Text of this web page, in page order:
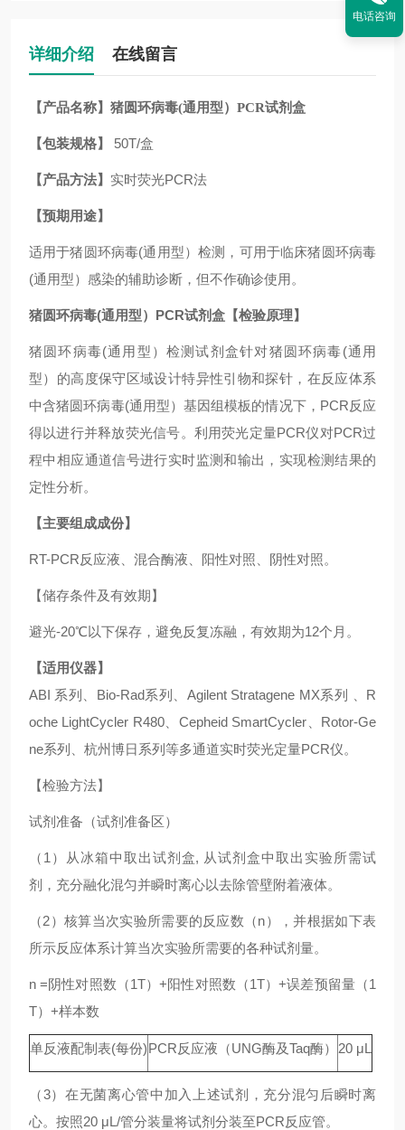
详细介绍 在线留言
【产品名称】 猪圆环病毒(通用型）PCR试剂盒
【包装规格】 50T/盒
【产品方法】 实时荧光PCR法
【预期用途】
适用于猪圆环病毒(通用型）检测，可用于临床猪圆环病毒
(通用型）感染的辅助诊断，但不作确诊使用。
猪圆环病毒(通用型）PCR试剂盒 【检验原理】
猪圆环病毒(通用型）检测试剂盒针对猪圆环病毒(通用
型）的高度保守区域设计特异性引物和探针，在反应体系
中含猪圆环病毒(通用型）基因组模板的情况下，PCR反应
得以进行并释放荧光信号。利用荧光定量PCR仪对PCR过
程中相应通道信号进行实时监测和输出，实现检测结果的
定性分析。
【主要组成成份】
RT-PCR反应液、混合酶液、阳性对照、阴性对照。
【储存条件及有效期】
避光-20℃以下保存，避免反复冻融，有效期为12个月。
【适用仪器】
ABI 系列、Bio-Rad系列、Agilent Stratagene MX系列 、R
oche LightCycler R480、Cepheid SmartCycler、Rotor-Ge
ne系列、杭州博日系列等多通道实时荧光定量PCR仪。
【检验方法】
试剂准备（试剂准备区）
（1）从冰箱中取出试剂盒, 从试剂盒中取出实验所需试
剂，充分融化混匀并瞬时离心以去除管壁附着液体。
（2）核算当次实验所需要的反应数（n），并根据如下表
所示反应体系计算当次实验所需要的各种试剂量。
n =阴性对照数（1T）+阳性对照数（1T）+误差预留量（1
T）+样本数
单反液配制表(每份)PCR反应液（UNG酶及Taq酶） 20 μL
（3）在无菌离心管中加入上述试剂，充分混匀后瞬时离
心。按照20 μL/管分装量将试剂分装至PCR反应管。
电话咨询